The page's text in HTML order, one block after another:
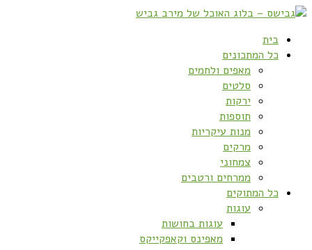
בית
כל המתכונים
מאפים ולחמים
סלטים
ירקות
תוספות
מנות עיקריות
מרקים
צמחוני
ממרחים ורטבים
כל המתוקים
עוגות
עוגות בחושות
מאפינס וקאפקייקס